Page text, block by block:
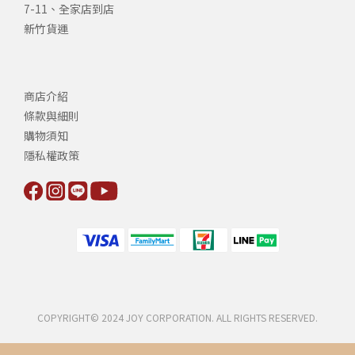
7-11、全家店到店
新竹貨運
商店介紹
條款與細則
購物須知
隱私權政策
COPYRIGHT© 2024 JOY CORPORATION. ALL RIGHTS RESERVED.